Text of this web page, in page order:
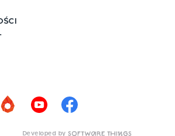
Developed by